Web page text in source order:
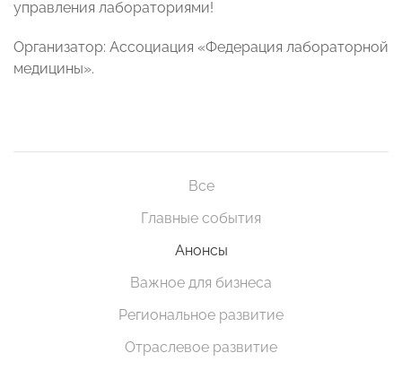
управления лабораториями!
Организатор: Ассоциация «Федерация лабораторной
медицины».
Все
Главные события
Анонсы
Важное для бизнеса
Региональное развитие
Отраслевое развитие